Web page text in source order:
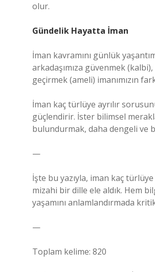
olur.
Gündelik Hayatta İman
İman kavramını günlük
arkadaşımıza güvenmek
geçirmek (ameli) imanımızın
İman kaç türlüye ayrılır
güçlendirir. İster bilimsel
bulundurmak, daha dengeli ve
—
İşte bu yazıyla, iman kaç
mizahi bir dille ele aldık. Hem
yaşamını anlamlandırmada
—
Toplam kelime: 820